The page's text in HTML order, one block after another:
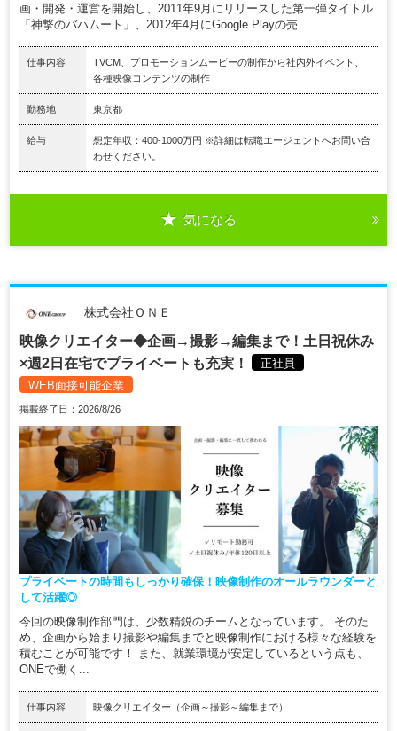
画・開発・運営を開始し、2011年9月にリリースした第一弾タイトル
「神撃のバハムート」、2012年4月にGoogle Playの売...
仕事内容
TVCM、プロモーションムービーの制作から社内外イベント、
各種映像コンテンツの制作
勤務地 東京都
給与
想定年収：400-1000万円 ※詳細は転職エージェントへお問い合
わせください。
気になる
株式会社ＯＮＥ
映像クリエイター◆企画→撮影→編集まで！土日祝休み
×週2日在宅でプライベートも充実！
正社員
WEB面接可能企業
掲載終了日：2026/8/26
プライベートの時間もしっかり確保！映像制作のオールラウンダーと
して活躍◎
今回の映像制作部門は、少数精鋭のチームとなっています。 そのた
め、企画から始まり撮影や編集までと映像制作における様々な経験を
積むことが可能です！ また、就業環境が安定しているという点も、
ONEで働く...
仕事内容 映像クリエイター（企画～撮影～編集まで）